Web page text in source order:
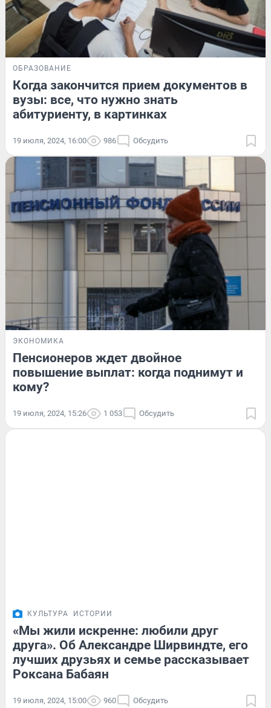
ОБРАЗОВАНИЕ
Когда закончится прием документов в
вузы: все, что нужно знать
абитуриенту, в картинках
19 июля, 2024, 16:00 986 Обсудить
ЭКОНОМИКА
Пенсионеров ждет двойное
повышение выплат: когда поднимут и
кому?
19 июля, 2024, 15:26 1 053 Обсудить
КУЛЬТУРА ИСТОРИИ
«Мы жили искренне: любили друг
друга». Об Александре Ширвиндте, его
лучших друзьях и семье рассказывает
Роксана Бабаян
19 июля, 2024, 15:00 960 Обсудить